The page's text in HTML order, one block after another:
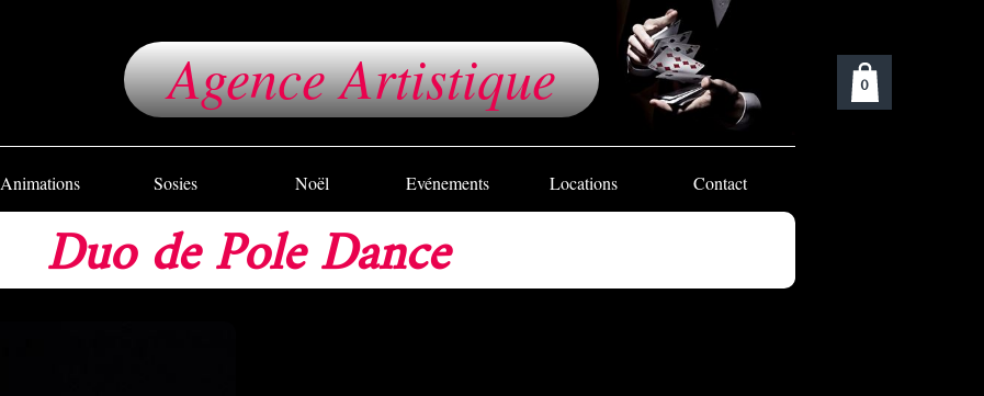
Agence Artistique
Animations Sosies Noël Evénements Locations Contact
Duo de Pole Dance
0